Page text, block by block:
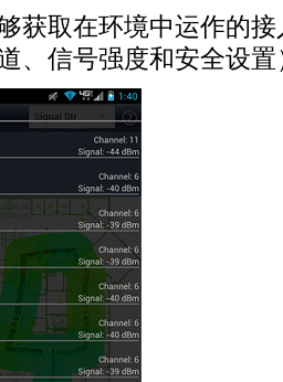
获取在环境中运作的
、信号强度和安全设置